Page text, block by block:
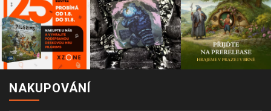
NAKUPOVÁNÍ